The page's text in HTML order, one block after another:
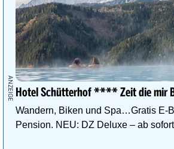
Hotel Schütterhof **** Zeit die mir
Wandern, Biken und Spa…Gratis E-
Pension. NEU: DZ Deluxe – ab